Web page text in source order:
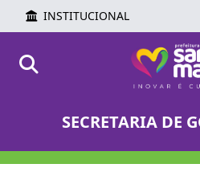
INSTITUCIONAL
SECRETARIA DE